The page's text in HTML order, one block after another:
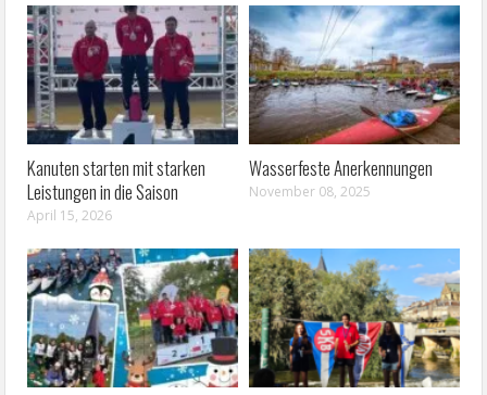
Kanuten starten mit starken
Leistungen in die Saison
April 15, 2026
Wasserfeste Anerkennungen
November 08, 2025